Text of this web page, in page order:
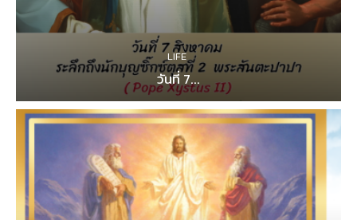
LIFE
วันที่ 7...